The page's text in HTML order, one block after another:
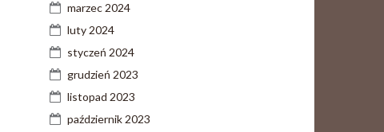
marzec 2024
luty 2024
styczeń 2024
grudzień 2023
listopad 2023
październik 2023